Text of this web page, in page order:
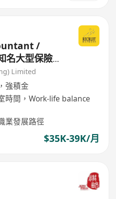
/
大型保險公
定長工）
Limited
強積金
時間，Work-life balance
業發展路徑
$35K-39K/月